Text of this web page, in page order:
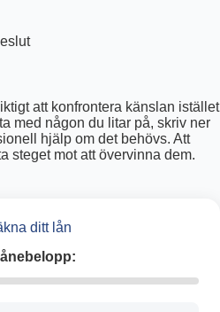
att konfrontera känslan istället
med någon du litar på, skriv ner
hjälp om det behövs. Att
steget mot att övervinna dem.
ditt lån